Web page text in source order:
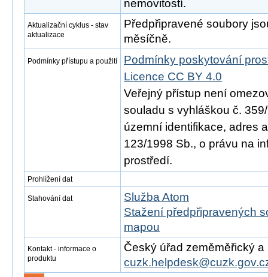
nemovitostí.
Aktualizační cyklus - stav
aktualizace
Předpřipravené soubory
měsíčně.
Podmínky přístupu a použití
Podmínky poskytování
Licence CC BY 4.0
Veřejný přístup není
souladu s vyhláškou č.
územní identifikace, adres
123/1998 Sb., o právu na
prostředí.
Prohlížení dat
Stahování dat
Služba Atom
Stažení předpřipravených
mapou
Kontakt - informace o
produktu
Český úřad zeměměřický